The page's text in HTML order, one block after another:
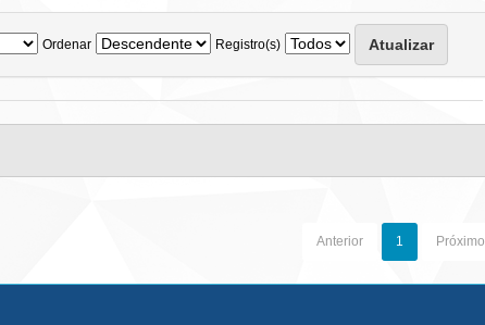
Ordenar Registro(s)
Anterior 1 Próximo